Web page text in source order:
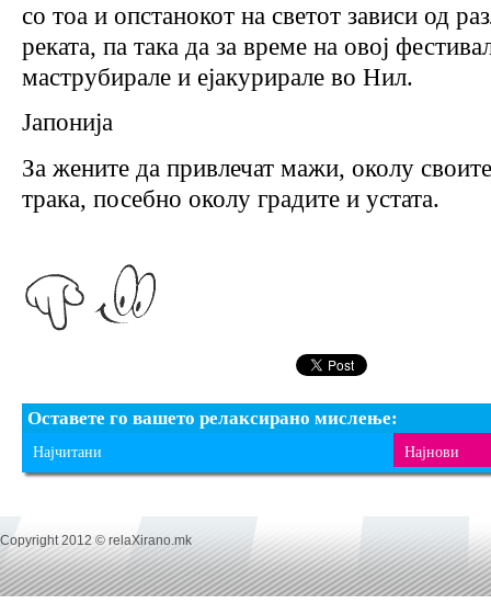
со тоа и опстанокот на светот зависи од
реката, па така да за време на овој
маструбирале и ејакурирале во Нил.
Јапонија
За жените да привлечат мажи, околу
трака, посебно околу градите и устата.
Оставете го вашето релаксирано мислење:
Најчитани Најнови
Copyright 2012 © relaXirano.mk